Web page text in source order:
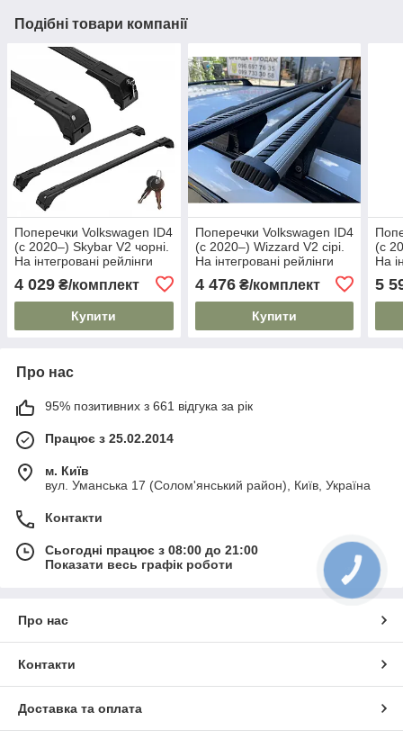
Подібні товари компанії
Поперечки Volkswagen ID4
(c 2020–) Skybar V2 чорні.
На інтегровані рейлінги
4 029 ₴/комплект
Купити
Поперечки Volkswagen ID4
(c 2020–) Wizzard V2 сірі.
На інтегровані рейлінги
4 476₴/комплект
Купити
(c
На
5
Про нас
95% позитивних з 661 відгука за рік
Працює з 25.02.2014
м. Київ
вул. Уманська 17 (Солом'янський район), Київ, Україна
Контакти
Сьогодні працює з 08:00 до 21:00
Показати весь графік роботи
Про нас
Контакти
Доставка та оплата
КНОПКА
ЗВ'ЯЗКУ